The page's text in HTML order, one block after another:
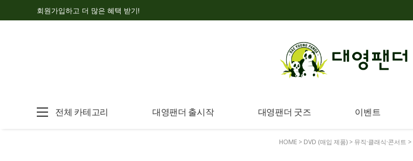
회원가입하고 더 많은 혜택 받기!
전체 카테고리 대영팬더 출시작 대영팬더 굿즈 이벤트
HOME > DVD (매입 제품) > 뮤직·클래식·콘서트 >